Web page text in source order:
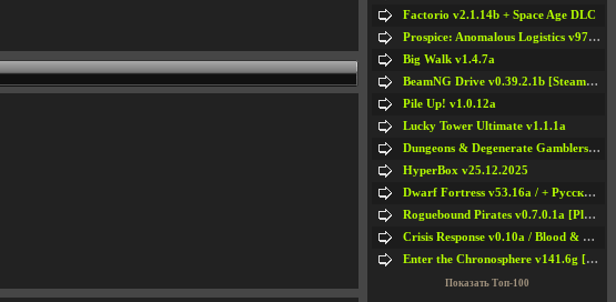
Factorio v2.1.14b + Space Age DLC
Prospice: Anomalous Logistics v97 [Playtest]
Big Walk v1.4.7a
BeamNG Drive v0.39.2.1b [Steam Early Access]
Pile Up! v1.0.12a
Lucky Tower Ultimate v1.1.1a
Dungeons & Degenerate Gamblers v2.0.2a
HyperBox v25.12.2025
Dwarf Fortress v53.16a / + Русская Версия v50.12a
Roguebound Pirates v0.7.0.1a [Playtest]
Crisis Response v0.10a / Blood & Bullet
Enter the Chronosphere v141.6g [Steam Early Access]
Показать Топ-100